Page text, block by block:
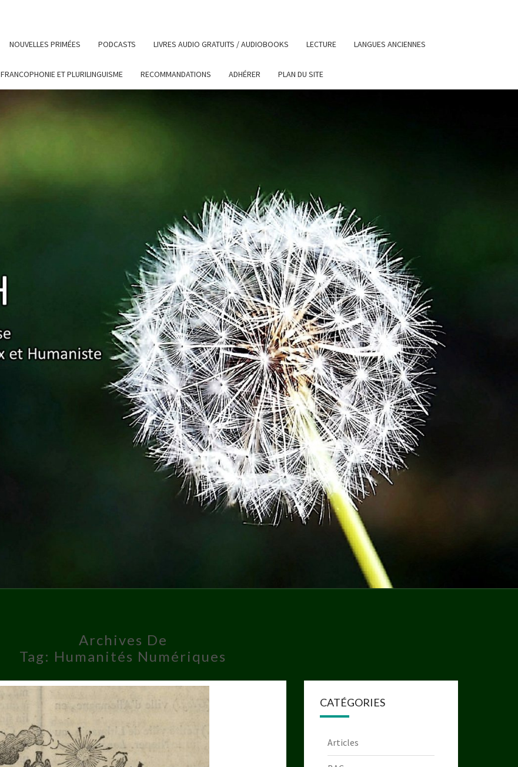
NOUVELLES PRIMÉES PODCASTS LIVRES AUDIO GRATUITS / AUDIOBOOKS LECTURE LANGUES ANCIENNES
FRANCOPHONIE ET PLURILINGUISME RECOMMANDATIONS ADHÉRER PLAN DU SITE
Association
Française
Pour Un
Enseignement
Ambitieux Et
Humaniste
Archives De
Tag: Humanités Numériques
CATÉGORIES
Articles